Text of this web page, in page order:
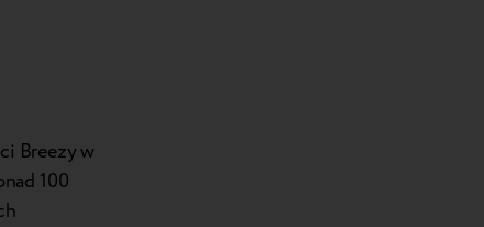
Breezy w
100